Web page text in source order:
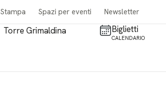
Stampa Spazi per eventi Newsletter
Torre Grimaldina Biglietti
CALENDARIO